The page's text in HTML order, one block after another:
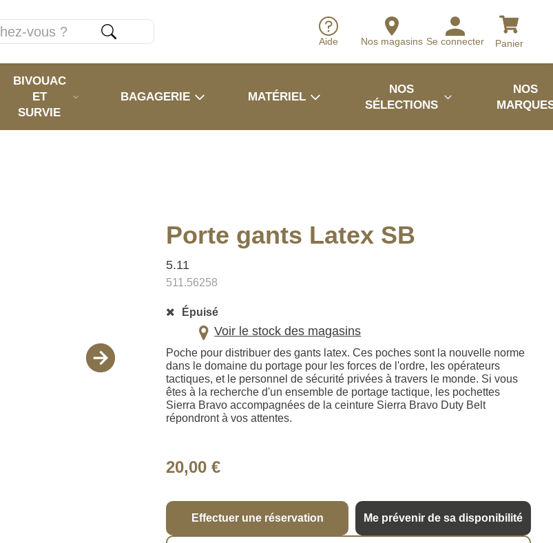
Aide Nos magasins Se connecter Panier
BIVOUAC
ET
SURVIE
BAGAGERIE MATÉRIEL
NOS
SÉLECTIONS
NOS
Porte gants Latex SB
5.11
511.56258
Épuisé
Voir le stock des magasins
Poche pour distribuer des gants latex. Ces poches sont la nouvelle norme
dans le domaine du portage pour les forces de l'ordre, les opérateurs
tactiques, et le personnel de sécurité privées à travers le monde. Si vous
êtes à la recherche d'un ensemble de portage tactique, les pochettes
Sierra Bravo accompagnées de la ceinture Sierra Bravo Duty Belt
répondront à vos attentes.
20,00 €
Effectuer une réservation Me prévenir de sa disponibilité